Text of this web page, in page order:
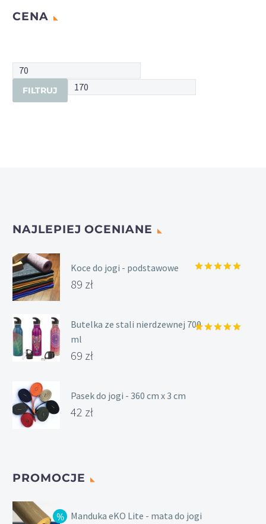
CENA
Cena
Cena
maks.
FILTRUJ
NAJLEPIEJ OCENIANE
Koce do jogi - podstawowe
89 zł
Butelka ze stali nierdzewnej 700
ml
69 zł
Pasek do jogi - 360 cm x 3 cm
42 zł
PROMOCJE
Manduka eKO Lite - mata do jogi